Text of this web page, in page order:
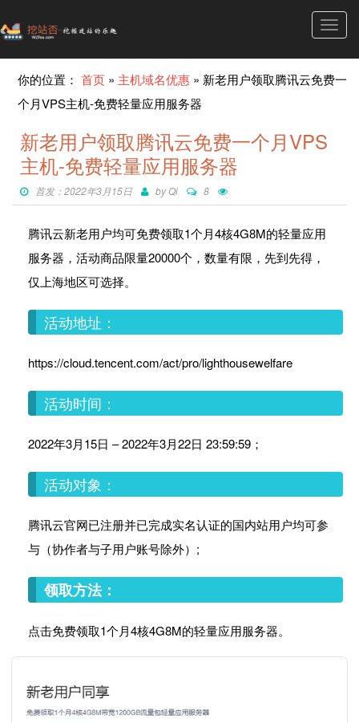
你的位置：首页 » 主机域名优惠 » 新老用户领取腾讯云免费一
个月VPS主机-免费轻量应用服务器
新老用户领取腾讯云免费一个月VPS
主机-免费轻量应用服务器
首发：2022年3月15日 byQi 8
腾讯云新老用户均可免费领取1个月4核4G8M的轻量应用
服务器，活动商品限量20000个，数量有限，先到先得，
仅上海地区可选择。
活动地址：
https://cloud.tencent.com/act/pro/lighthousewelfare
活动时间：
2022年3月15日 – 2022年3月22日 23:59:59；
活动对象：
腾讯云官网已注册并已完成实名认证的国内站用户均可参
与（协作者与子用户账号除外）;
领取方法：
点击免费领取1个月4核4G8M的轻量应用服务器。